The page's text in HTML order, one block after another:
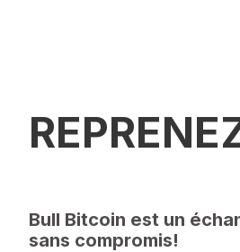
Bull Bitcoin est un
sans compromis!